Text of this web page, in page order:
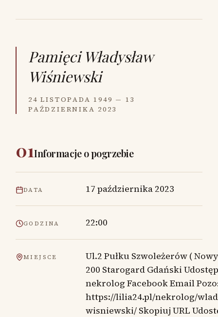
Pamięci Władysław
Wiśniewski
24 LISTOPADA 1949 — 13
PAŹDZIERNIKA 2023
01Informacje o pogrzebie
DATA 17 października 2023
GODZINA 22:00
MIEJSCE
Ul.2 Pułku Szwoleżerów (
200 Starogard Gdański
nekrolog Facebook Email
https://lilia24.pl/nekrolog/
wisniewski/ Skopiuj URL